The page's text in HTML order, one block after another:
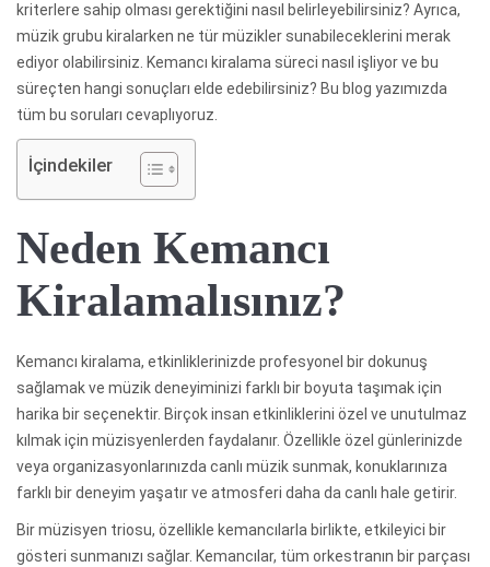
kriterlere sahip olması gerektiğini nasıl belirleyebilirsiniz? Ayrıca,
müzik grubu kiralarken ne tür müzikler sunabileceklerini merak
ediyor olabilirsiniz. Kemancı kiralama süreci nasıl işliyor ve bu
süreçten hangi sonuçları elde edebilirsiniz? Bu blog yazımızda
tüm bu soruları cevaplıyoruz.
İçindekiler
Neden Kemancı
Kiralamalısınız?
Kemancı kiralama, etkinliklerinizde profesyonel bir dokunuş
sağlamak ve müzik deneyiminizi farklı bir boyuta taşımak için
harika bir seçenektir. Birçok insan etkinliklerini özel ve unutulmaz
kılmak için müzisyenlerden faydalanır. Özellikle özel günlerinizde
veya organizasyonlarınızda canlı müzik sunmak, konuklarınıza
farklı bir deneyim yaşatır ve atmosferi daha da canlı hale getirir.
Bir müzisyen triosu, özellikle kemancılarla birlikte, etkileyici bir
gösteri sunmanızı sağlar. Kemancılar, tüm orkestranın bir parçası